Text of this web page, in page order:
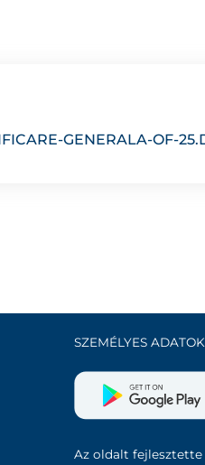
GENERALA-OF-
SZEMÉLYES
Az oldalt fejlesztette